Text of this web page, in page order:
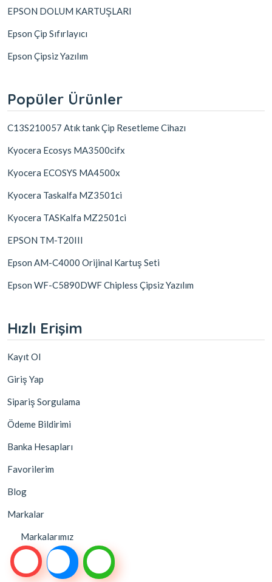
EPSON DOLUM KARTUŞLARI
Epson Çip Sıfırlayıcı
Epson Çipsiz Yazılım
Popüler Ürünler
C13S210057 Atık tank Çip Resetleme Cihazı
Kyocera Ecosys MA3500cifx
Kyocera ECOSYS MA4500x
Kyocera Taskalfa MZ3501ci
Kyocera TASKalfa MZ2501ci
EPSON TM-T20III
Epson AM-C4000 Orijinal Kartuş Seti
Epson WF-C5890DWF Chipless Çipsiz Yazılım
Hızlı Erişim
Kayıt Ol
Giriş Yap
Sipariş Sorgulama
Ödeme Bildirimi
Banka Hesapları
Favorilerim
Blog
Markalar
Markalarımız